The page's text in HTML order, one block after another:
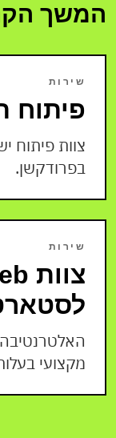
המשך
שירות
פיתוח
צוות פיתוח
בפרודקשן.
שירות
מקצועי